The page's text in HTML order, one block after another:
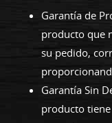
Garantía de
producto que
su pedido,
Garantía Sin
producto